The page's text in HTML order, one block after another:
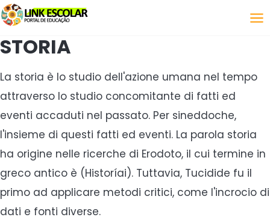
Collegamento
STORIA
La storia è lo studio dell'azione umana nel tempo
attraverso lo studio concomitante di fatti ed
eventi accaduti nel passato. Per sineddoche,
l'insieme di questi fatti ed eventi. La parola storia
ha origine nelle ricerche di Erodoto, il cui termine in
greco antico è (Historíai). Tuttavia, Tucidide fu il
primo ad applicare metodi critici, come l'incrocio di
dati e fonti diverse.